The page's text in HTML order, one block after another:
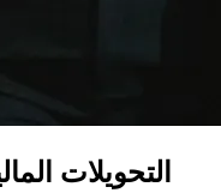
التحويلات